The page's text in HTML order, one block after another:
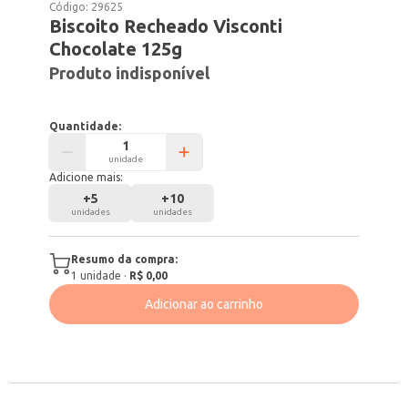
Código: 29625
Biscoito Recheado Visconti
Chocolate 125g
Produto indisponível
Quantidade:
unidade
Adicione mais:
+5
unidades
+10
unidades
Resumo da compra:
1 unidade · R$ 0,00
Adicionar ao carrinho